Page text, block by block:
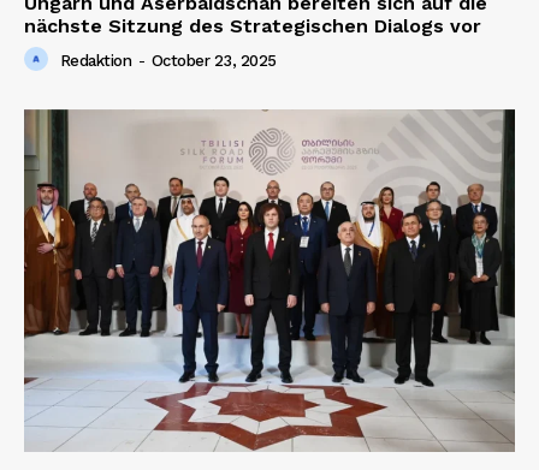
nächste Sitzung des Strategischen Dialogs vor
Redaktion - October 23, 2025